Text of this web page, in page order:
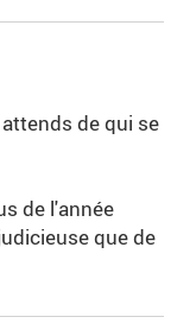
de qui se
de l'année
que de